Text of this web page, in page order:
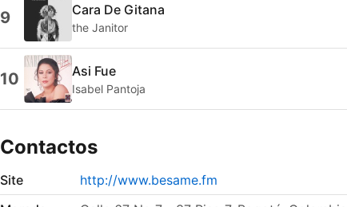
9 Cara De Gitana
the Janitor
10 Asi Fue
Isabel Pantoja
Contactos
Site
http://www.besame.fm